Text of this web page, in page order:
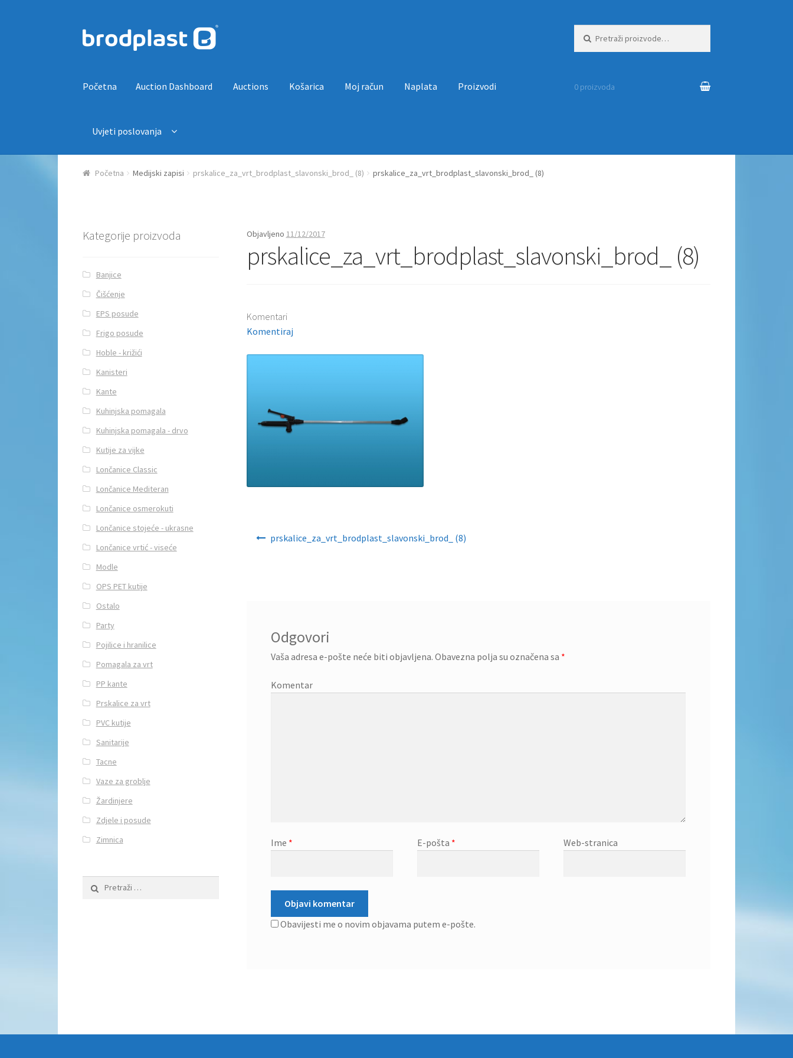
Preskoči na navigaciju
Skoči do sadržaja
Početna Auction Dashboard Auctions Košarica Moj račun Naplata Proizvodi
Uvjeti poslovanja
PočetnaAuction DashboardAuctionsKošaricaMoj računNaplataProizvodiUvjeti poslovanja
0 proizvoda
Početna Medijski zapisi prskalice_za_vrt_brodplast_slavonski_brod_ (8) prskalice_za_vrt_brodplast_slavonski_brod_ (8)
Objavljeno 11/12/2017
prskalice_za_vrt_brodplast_slavonski_brod_ (8)
Komentari
Komentiraj
Navigacija objava
prskalice_za_vrt_brodplast_slavonski_brod_ (8)
Odgovori
Vaša adresa e-pošte neće biti objavljena. Obavezna polja su označena sa *
Komentar
Ime * E-pošta * Web-stranica
Obavijesti me o novim objavama putem e-pošte.
Kategorije proizvoda
Banjice
Čišćenje
EPS posude
Frigo posude
Hoble - križići
Kanisteri
Kante
Kuhinjska pomagala
Kuhinjska pomagala - drvo
Kutije za vijke
Lončanice Classic
Lončanice Mediteran
Lončanice osmerokuti
Lončanice stojeće - ukrasne
Lončanice vrtić - viseće
Modle
OPS PET kutije
Ostalo
Party
Pojilice i hranilice
Pomagala za vrt
PP kante
Prskalice za vrt
PVC kutije
Sanitarije
Tacne
Vaze za groblje
Žardinjere
Zdjele i posude
Zimnica
Pretraži: